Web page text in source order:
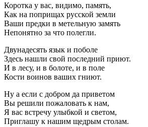
Коротка у вас, видимо, память,
Как на поприщах русской земли
Ваши предки в метельную замять
Непонятно за что полегли.
Двунадесять язык и поболе
Здесь нашли свой последний приют.
И в лесу, и в болоте, и в поле
Кости воинов ваших гниют.
Ну а если с добром да приветом
Вы решили пожаловать к нам,
Я вас встречу улыбкой и светом,
Приглашу к нашим щедрым столам.